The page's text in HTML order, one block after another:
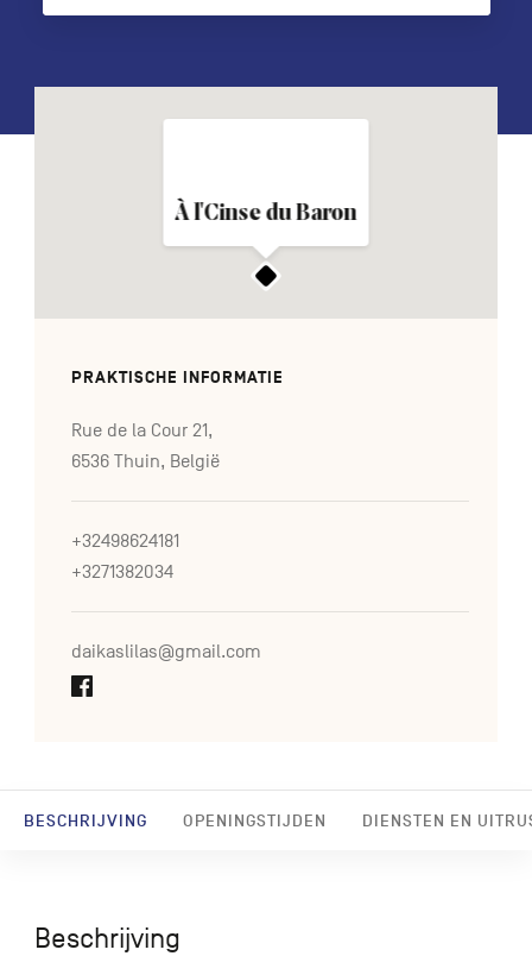
BESCHRIJVING OPENINGSTIJDEN DIENSTEN EN
À l'Cinse du Baron
PRAKTISCHE INFORMATIE
Rue de la Cour 21,
6536 Thuin, België
+32498624181
+3271382034
daikaslilas@gmail.com
Beschrijving